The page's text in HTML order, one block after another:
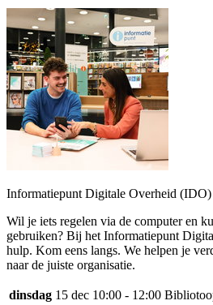
Informatiepunt Digitale Overheid (IDO)
Wil je iets regelen via de computer en
gebruiken? Bij het Informatiepunt
hulp. Kom eens langs. We helpen je
naar de juiste organisatie.
dinsdag 15 dec 10:00 - 12:00